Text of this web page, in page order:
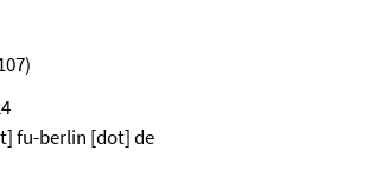
fu-berlin [dot] de